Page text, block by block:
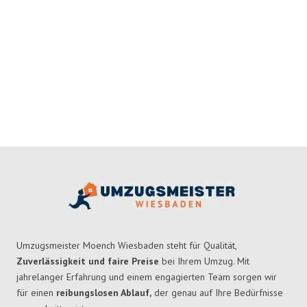
Umzugsmeister Moench Wiesbaden steht für Qualität,
Zuverlässigkeit und faire Preise bei Ihrem Umzug. Mit
jahrelanger Erfahrung und einem engagierten Team sorgen wir
für einen reibungslosen Ablauf, der genau auf Ihre Bedürfnisse